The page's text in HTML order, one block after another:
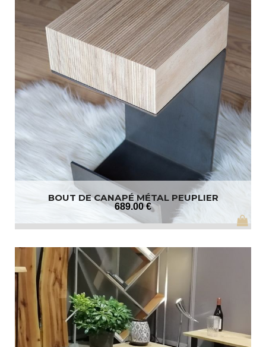
BOUT DE CANAPÉ MÉTAL PEUPLIER
689.00 €